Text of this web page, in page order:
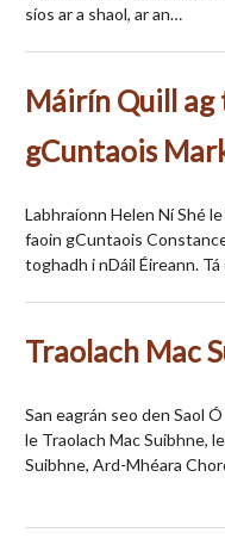
síos ar a shaol, ar an…
Máirín Quill
gCuntaois
Labhraíonn Helen Ní Shé
faoin gCuntaois
toghadh i nDáil Éireann.
Traolach Mac
San eagrán seo den Saol
le Traolach Mac Suibhne,
Suibhne, Ard-Mhéara